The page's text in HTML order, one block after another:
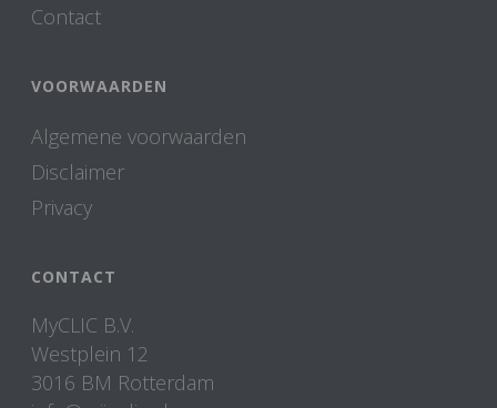
Contact
VOORWAARDEN
Algemene voorwaarden
Disclaimer
Privacy
CONTACT
MyCLIC B.V.
Westplein 12
3016 BM Rotterdam